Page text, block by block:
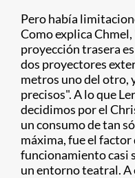
Pero había
Como explica
proyección trasera
dos proyectores
metros uno del otro,
precisos". A lo que
decidimos por el
un consumo de tan
máxima, fue el factor
funcionamiento casi
un entorno teatral. A